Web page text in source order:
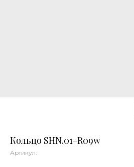
Кольцо SHN.01-R09w
Артикул: